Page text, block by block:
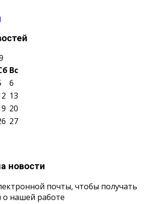
Вс
6
13
20
27
новости
почты, чтобы получать
о нашей работе